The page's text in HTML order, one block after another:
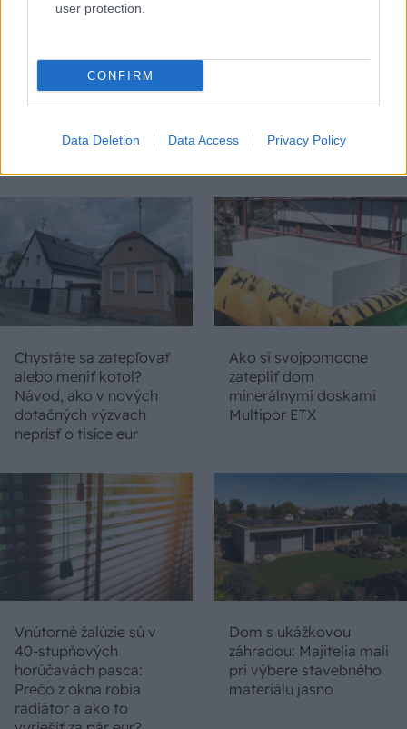
user protection.
CONFIRM
Data Deletion Data Access Privacy Policy
Temné stránky chalúp:
vás môžu nepríjemne
prekvapiť
DOM
Chystáte sa zatepľovať
alebo meniť kotol?
Návod, ako v nových
dotačných výzvach
neprísť o tisíce eur
Ako si svojpomocne
zatepliť dom
minerálnymi doskami
Multipor ETX
Vnútorné žalúzie sú v
40-stupňových
horúčavách pasca:
Prečo z okna robia
radiátor a ako to
Dom s ukážkovou
záhradou: Majitelia mali
pri výbere stavebného
materiálu jasno